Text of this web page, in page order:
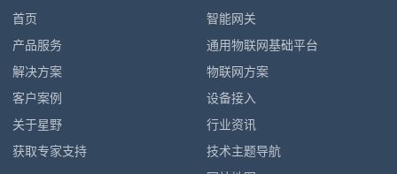
首页
产品服务
解决方案
客户案例
关于星野
获取专家支持
智能网关
通用物联网基础平台
物联网方案
设备接入
行业资讯
技术主题导航